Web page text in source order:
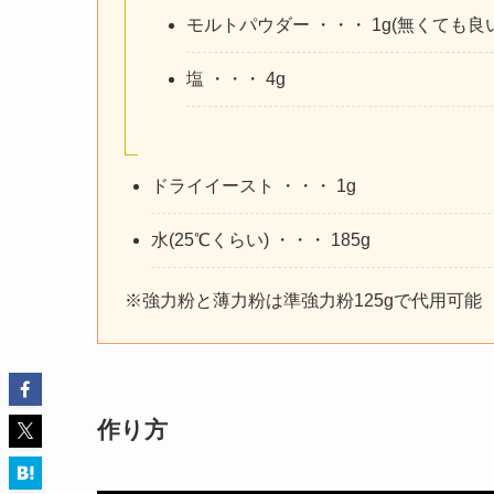
モルトパウダー ・・・ 1g(無くても良
塩 ・・・ 4g
ドライイースト ・・・ 1g
水(25℃くらい) ・・・ 185g
※強力粉と薄力粉は準強力粉125gで代用可能
作り方